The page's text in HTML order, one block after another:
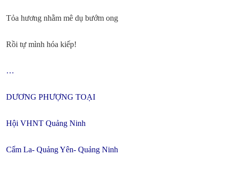
Tỏa hương nhằm mê dụ bướm ong
Rồi tự mình hóa kiếp!
…
DƯƠNG PHƯỢNG TOẠI
Hội VHNT Quảng Ninh
Cẩm La- Quảng Yên- Quảng Ninh